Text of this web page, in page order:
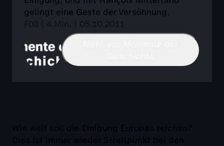
gelingt eine Geste der Versöhnung.
F08 | 4 Min. | 05.10.2011
Wie weit soll die Einigung Europas reichen?
Dies ist immer wieder Streitpunkt bei den